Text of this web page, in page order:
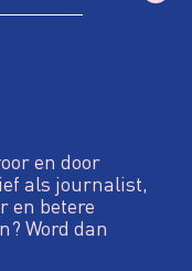
en door
als journalist,
en betere
Word dan